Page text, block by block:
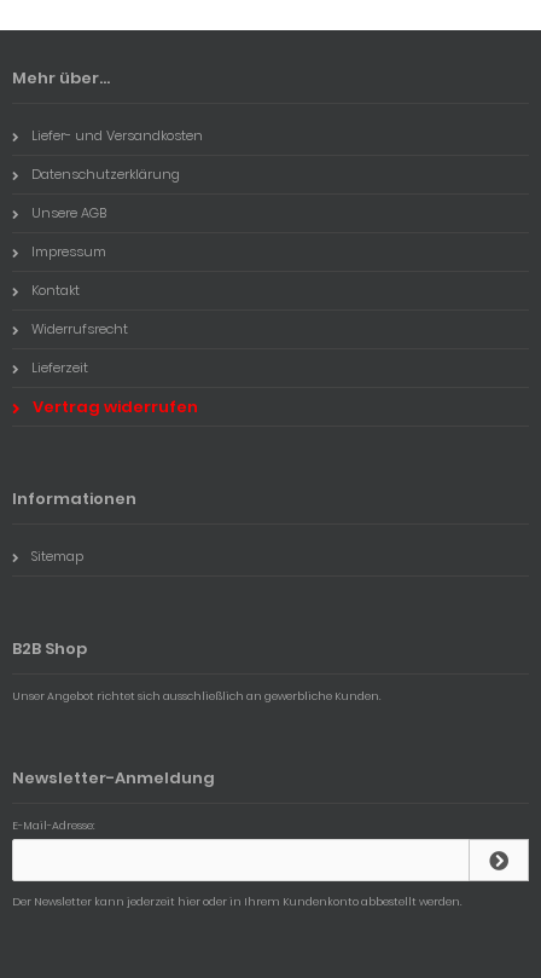
Mehr über...
Liefer- und Versandkosten
Datenschutzerklärung
Unsere AGB
Impressum
Kontakt
Widerrufsrecht
Lieferzeit
Vertrag widerrufen
Informationen
Sitemap
B2B Shop
Unser Angebot richtet sich ausschließlich an gewerbliche Kunden.
Newsletter-Anmeldung
E-Mail-Adresse:
Der Newsletter kann jederzeit hier oder in Ihrem Kundenkonto abbestellt werden.